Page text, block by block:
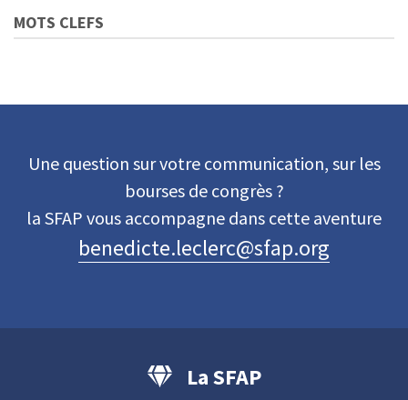
MOTS CLEFS
Une question sur votre communication, sur les
bourses de congrès ?
la SFAP vous accompagne dans cette aventure
benedicte.leclerc@sfap.org
La SFAP